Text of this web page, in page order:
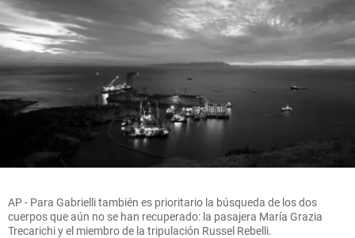
AP - Para Gabrielli también es prioritario la búsqueda de los dos
cuerpos que aún no se han recuperado: la pasajera María Grazia
Trecarichi y el miembro de la tripulación Russel Rebelli.